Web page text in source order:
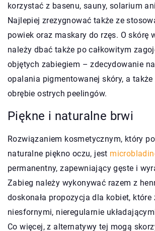
korzystać z basenu, sauny, solarium
Najlepiej zrezygnować także ze
powiek oraz maskary do rzęs. O skórę
należy dbać także po całkowitym
objętych zabiegiem – zdecydowanie
opalania pigmentowanej skóry, a
obrębie ostrych peelingów.
Piękne i naturalne brwi
Rozwiązaniem kosmetycznym, który
naturalne piękno oczu, jest
permanentny, zapewniający gęste i
Zabieg należy wykonywać razem z
doskonała propozycja dla kobiet, które
niesfornymi, nieregularnie
Co więcej, z alternatywy tej mogą